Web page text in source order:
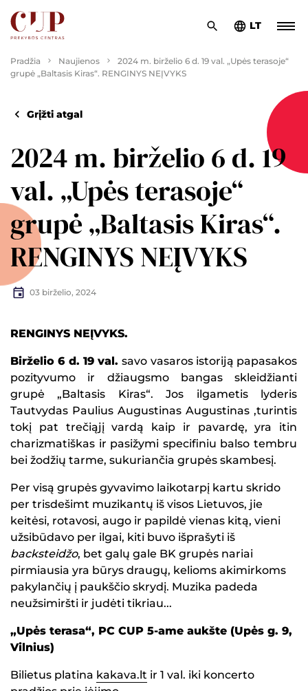
LT
Pradžia Naujienos
2024 m. birželio 6 d. 19 val. „Upės terasoje“
grupė „Baltasis Kiras“. RENGINYS NEĮVYKS
Grįžti atgal
2024 m. birželio 6 d. 19
val. „Upės terasoje“
grupė „Baltasis Kiras“.
RENGINYS NEĮVYKS
03 birželio, 2024
RENGINYS NEĮVYKS.
Birželio 6 d. 19 val.savo vasaros istoriją papasakos
pozityvumo ir džiaugsmo bangas skleidžianti
grupė „Baltasis Kiras“. Jos ilgametis lyderis
Tautvydas Paulius Augustinas Augustinas ,turintis
tokį pat trečiąjį vardą kaip ir pavardę, yra itin
charizmatiškas ir pasižymi specifiniu balso tembru
bei žodžių tarme, sukuriančia grupės skambesį.
Per visą grupės gyvavimo laikotarpį kartu skrido
per trisdešimt muzikantų iš visos Lietuvos, jie
keitėsi, rotavosi, augo ir papildė vienas kitą, vieni
užsibūdavo per ilgai, kiti buvo išprašyti iš
backsteidžo, bet galų gale BK grupės nariai
pirmiausia yra būrys draugų, kelioms akimirkoms
pakylančių į paukščio skrydį. Muzika padeda
neužsimiršti ir judėti tikriau...
„Upės terasa“, PC CUP 5-ame aukšte (Upės g. 9,
Vilnius)
Bilietus platina kakava.lt ir 1 val. iki koncerto